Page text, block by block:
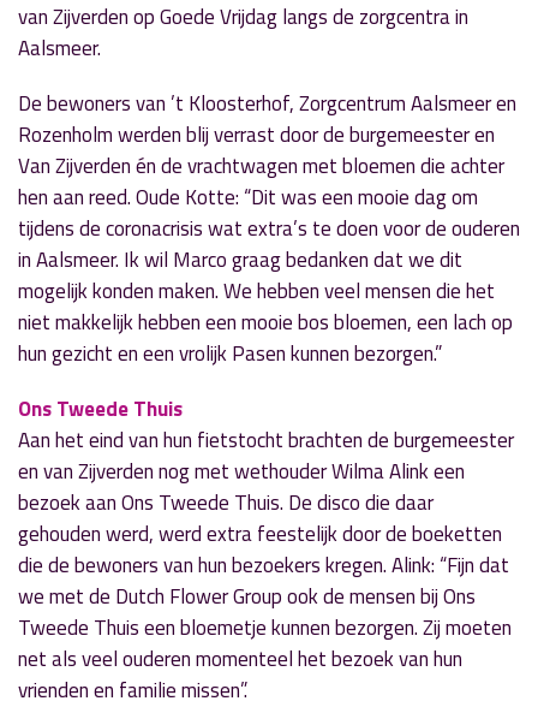
van Zijverden op Goede Vrijdag langs de zorgcentra in
Aalsmeer.
De bewoners van ’t Kloosterhof, Zorgcentrum Aalsmeer en
Rozenholm werden blij verrast door de burgemeester en
Van Zijverden én de vrachtwagen met bloemen die achter
hen aan reed. Oude Kotte: “Dit was een mooie dag om
tijdens de coronacrisis wat extra’s te doen voor de ouderen
in Aalsmeer. Ik wil Marco graag bedanken dat we dit
mogelijk konden maken. We hebben veel mensen die het
niet makkelijk hebben een mooie bos bloemen, een lach op
hun gezicht en een vrolijk Pasen kunnen bezorgen.”
Ons Tweede Thuis
Aan het eind van hun fietstocht brachten de burgemeester
en van Zijverden nog met wethouder Wilma Alink een
bezoek aan Ons Tweede Thuis. De disco die daar
gehouden werd, werd extra feestelijk door de boeketten
die de bewoners van hun bezoekers kregen. Alink: “Fijn dat
we met de Dutch Flower Group ook de mensen bij Ons
Tweede Thuis een bloemetje kunnen bezorgen. Zij moeten
net als veel ouderen momenteel het bezoek van hun
vrienden en familie missen”.